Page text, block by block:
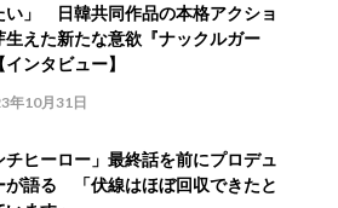
い」 日韓共同作品の本格アクショ
生えた新たな意欲『ナックルガー
ンタビュー】
年10月31日
チヒーロー」最終話を前にプロデュ
が語る 「伏線はほぼ回収できたと